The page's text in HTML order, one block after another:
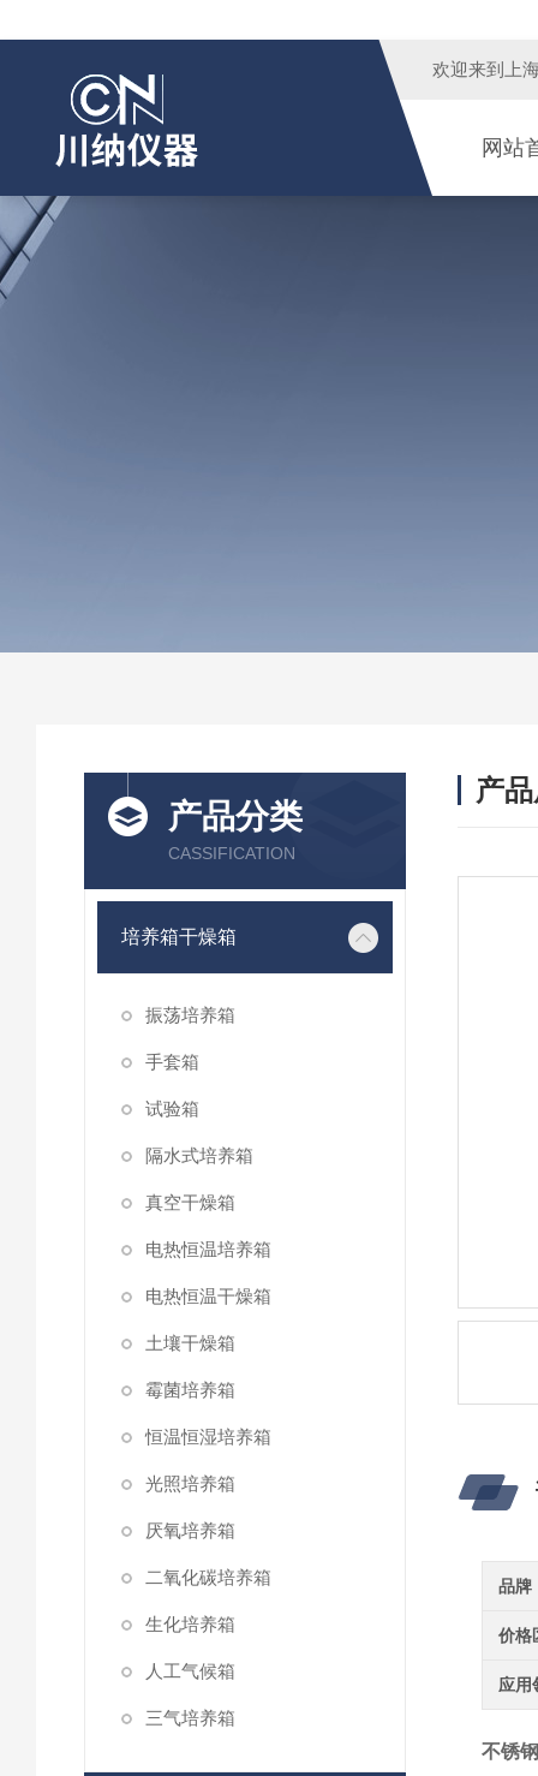
欢迎来到 上
网站
产品分类
CASSIFICATION
培养箱干燥箱
振荡培养箱
手套箱
试验箱
隔水式培养箱
真空干燥箱
电热恒温培养箱
电热恒温干燥箱
土壤干燥箱
霉菌培养箱
恒温恒湿培养箱
光照培养箱
厌氧培养箱
二氧化碳培养箱
生化培养箱
人工气候箱
三气培养箱
产
品牌
价格
应用
不锈